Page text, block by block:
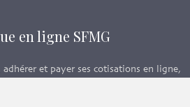
en ligne SFMG
et payer ses cotisations en ligne,